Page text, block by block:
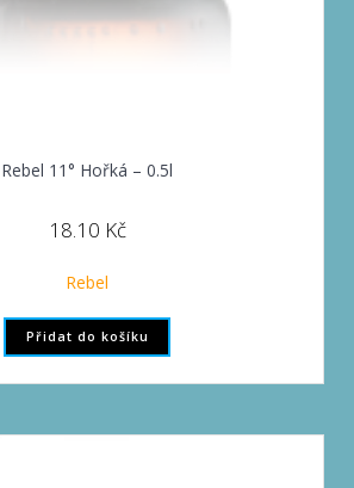
Rebel 11° Hořká – 0.5l
18.10 Kč
Rebel
Přidat do košíku